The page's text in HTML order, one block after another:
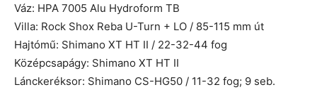
Váz: HPA 7005 Alu Hydroform TB
Villa: Rock Shox Reba U-Turn + LO / 85-115 mm út
Hajtómű: Shimano XT HT II / 22-32-44 fog
Középcsapágy: Shimano XT HT II
Lánckeréksor: Shimano CS-HG50 / 11-32 fog; 9 seb.